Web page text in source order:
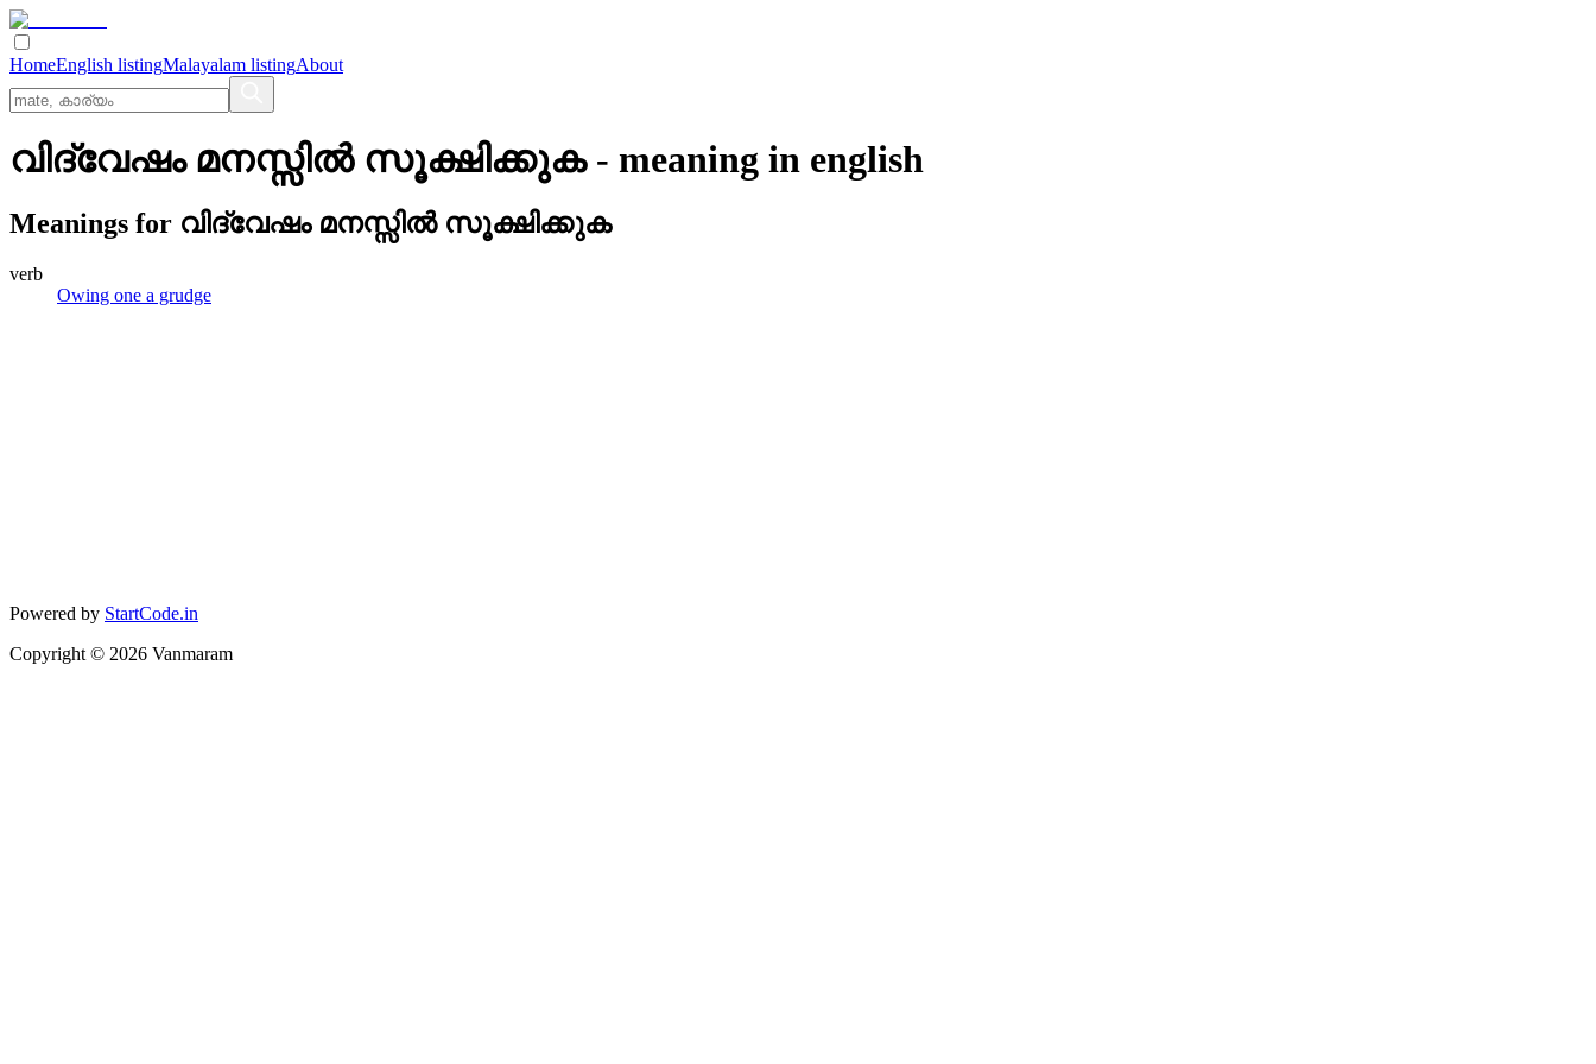
HomeEnglish listingMalayalam listingAbout
വിദ്വേഷം മനസ്സില്‍ സൂക്ഷിക്കുക- meaning in english
Meanings for വിദ്വേഷം മനസ്സില്‍ സൂക്ഷിക്കുക
verb
Owing one a grudge
Powered by StartCode.in
Copyright © 2026 Vanmaram